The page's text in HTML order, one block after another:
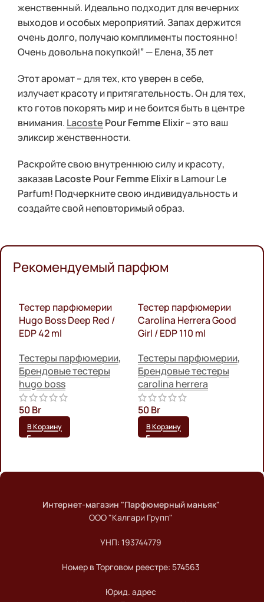
женственный. Идеально подходит для вечерних
выходов и особых мероприятий. Запах держится
очень долго, получаю комплименты постоянно!
Очень довольна покупкой!” — Елена, 35 лет
Этот аромат – для тех, кто уверен в себе,
излучает красоту и притягательность. Он для тех,
кто готов покорять мир и не боится быть в центре
внимания. Lacoste Pour Femme Elixir– это ваш
эликсир женственности.
Раскройте свою внутреннюю силу и красоту,
заказавLacoste Pour Femme Elixirв Lamour Le
Parfum! Подчеркните свою индивидуальность и
создайте свой неповторимый образ.
Рекомендуемый парфюм
Тестер парфюмерии
Hugo Boss Deep Red /
EDP 42 ml
Тестеры парфюмерии,
Брендовые тестеры
hugo boss
50Br
В Корзину
Тестер парфюмерии
Carolina Herrera Good
Girl / EDP 110 ml
Тестеры парфюмерии,
Брендовые тестеры
carolina herrera
50Br
В Корзину
Интернет-магазин "Парфюмерный маньяк"
ООО "Калгари Групп"
УНП: 193744779
Номер в Торговом реестре: 574563
Юрид. адрес